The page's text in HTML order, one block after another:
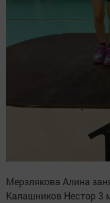
Мерзлякова Алина
Калашников Нестор 3